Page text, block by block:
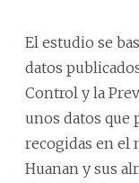
El estudio se
datos
Control y la
unos datos que
recogidas en el
Huanan y sus